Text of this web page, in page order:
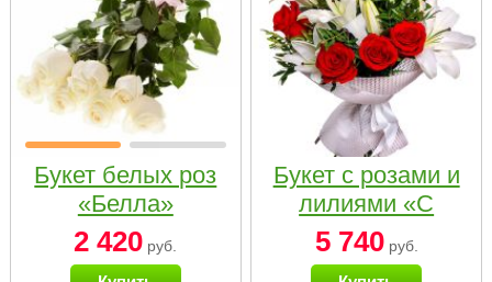
Букет белых роз
«Белла»
2 420 руб.
Букет с розами и
лилиями «С
наилучшими
пожеланиями»
5 740руб.